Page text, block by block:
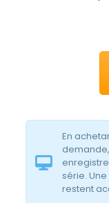
En
série.
restent